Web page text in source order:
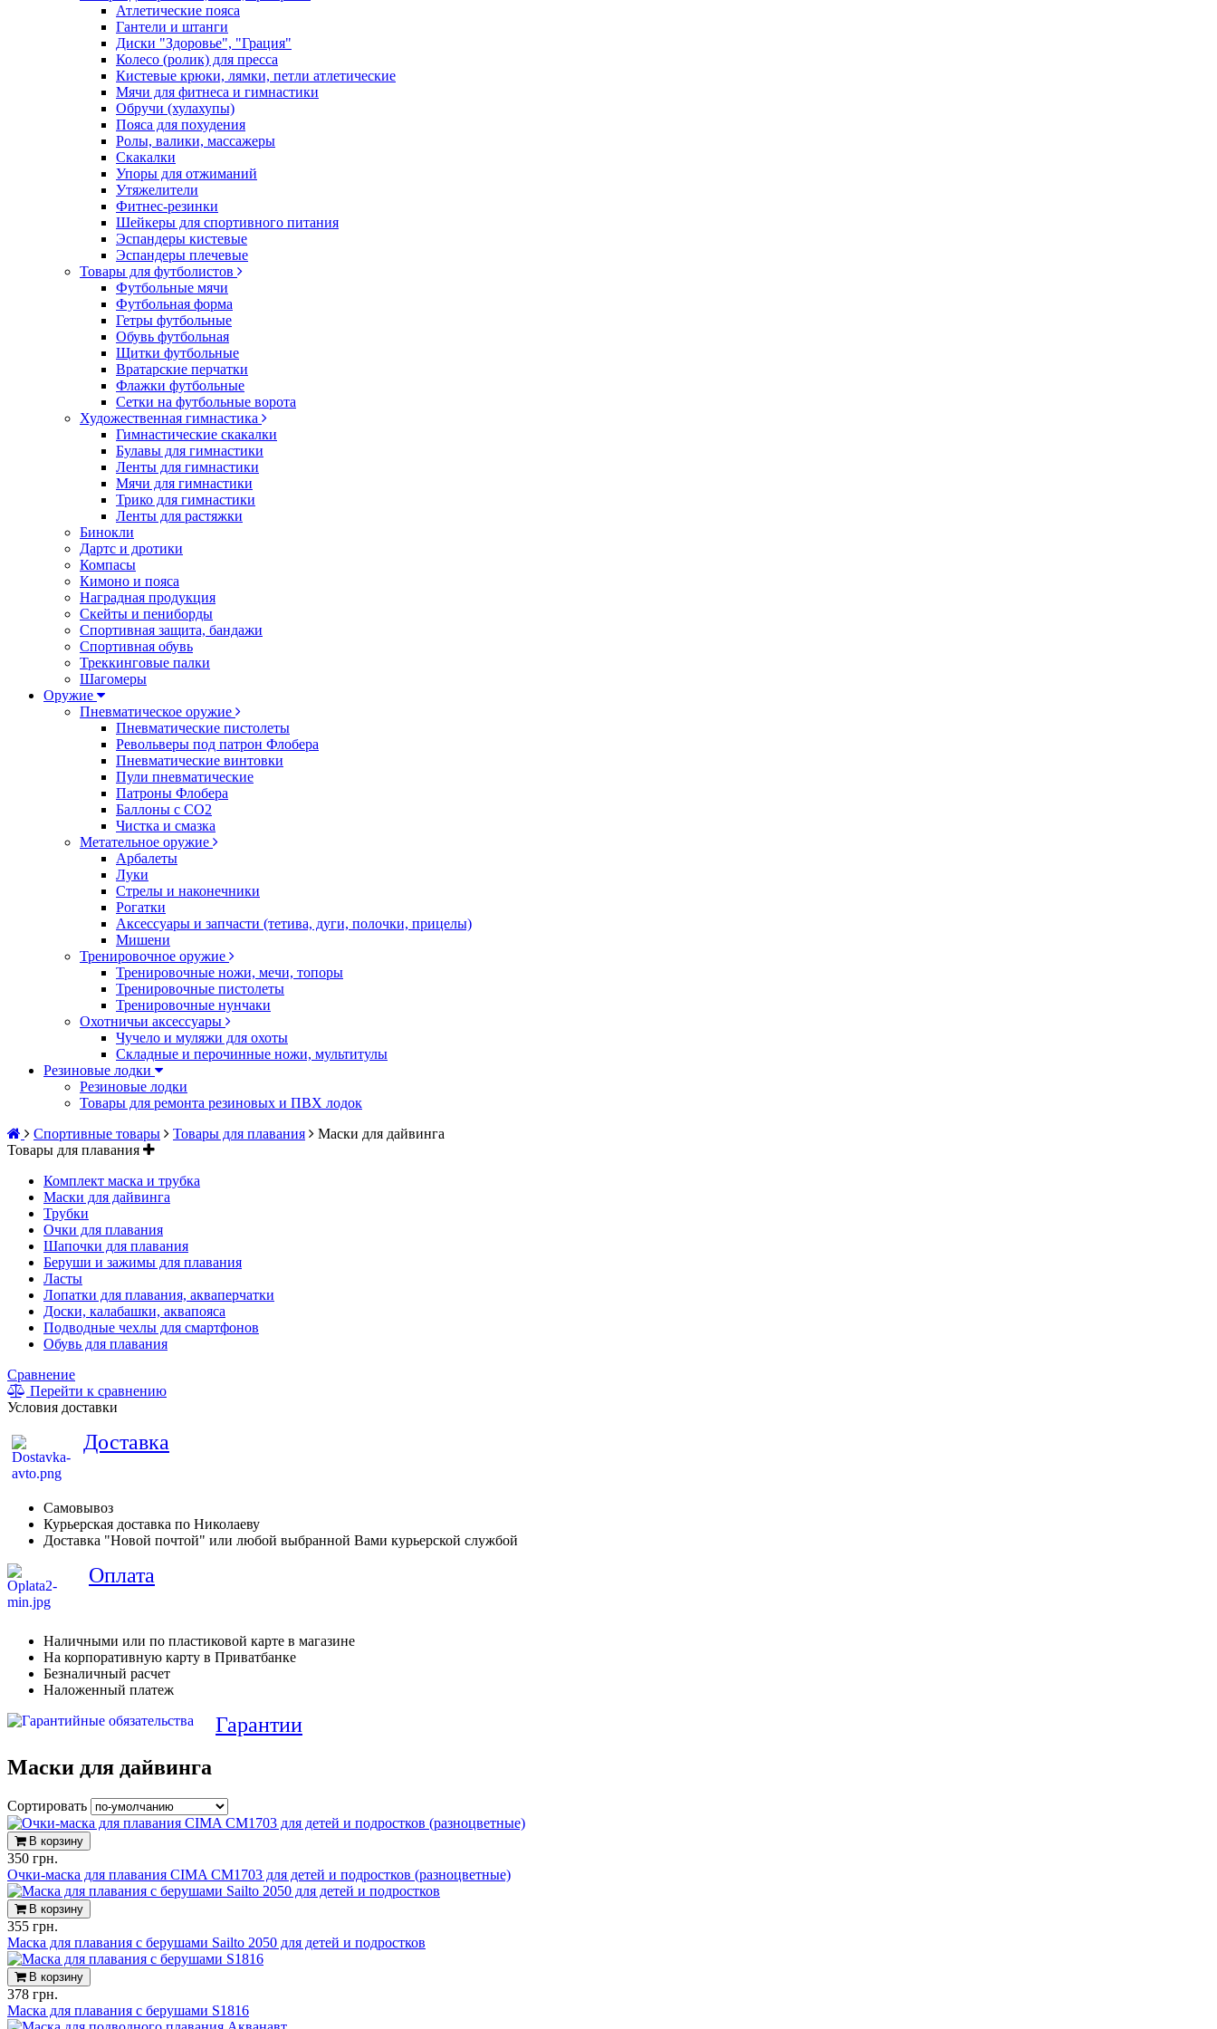
Атлетические пояса
Гантели и штанги
Диски "Здоровье", "Грация"
Колесо (ролик) для пресса
Кистевые крюки, лямки, петли атлетические
Мячи для фитнеса и гимнастики
Обручи (хулахупы)
Пояса для похудения
Ролы, валики, массажеры
Скакалки
Упоры для отжиманий
Утяжелители
Фитнес-резинки
Шейкеры для спортивного питания
Эспандеры кистевые
Эспандеры плечевые
Товары для футболистов
Футбольные мячи
Футбольная форма
Гетры футбольные
Обувь футбольная
Щитки футбольные
Вратарские перчатки
Флажки футбольные
Сетки на футбольные ворота
Художественная гимнастика
Гимнастические скакалки
Булавы для гимнастики
Ленты для гимнастики
Мячи для гимнастики
Трико для гимнастики
Ленты для растяжки
Бинокли
Дартс и дротики
Компасы
Кимоно и пояса
Наградная продукция
Скейты и пениборды
Спортивная защита, бандажи
Спортивная обувь
Треккинговые палки
Шагомеры
Оружие
Пневматическое оружие
Пневматические пистолеты
Револьверы под патрон Флобера
Пневматические винтовки
Пули пневматические
Патроны Флобера
Баллоны с CO2
Чистка и смазка
Метательное оружие
Арбалеты
Луки
Стрелы и наконечники
Рогатки
Аксессуары и запчасти (тетива, дуги, полочки, прицелы)
Мишени
Тренировочное оружие
Тренировочные ножи, мечи, топоры
Тренировочные пистолеты
Тренировочные нунчаки
Охотничьи аксессуары
Чучело и муляжи для охоты
Складные и перочинные ножи, мультитулы
Резиновые лодки
Резиновые лодки
Товары для ремонта резиновых и ПВХ лодок
Спортивные товары
Товары для плавания
Маски для дайвинга
Товары для плавания
Комплект маска и трубка
Маски для дайвинга
Трубки
Очки для плавания
Шапочки для плавания
Беруши и зажимы для плавания
Ласты
Лопатки для плавания, акваперчатки
Доски, калабашки, аквапояса
Подводные чехлы для смартфонов
Обувь для плавания
Сравнение
Перейти к сравнению
Условия доставки
Доставка
Самовывоз
Курьерская доставка по Николаеву
Доставка "Новой почтой" или любой выбранной Вами курьерской службой
Оплата
Наличными или по пластиковой карте в магазине
На корпоративную карту в Приватбанке
Безналичный расчет
Наложенный платеж
Гарантии
Маски для дайвинга
Сортировать
В корзину
350 грн.
Очки-маска для плавания CIMA CM1703 для детей и подростков (разноцветные)
В корзину
355 грн.
Маска для плавания с берушами Sailto 2050 для детей и подростков
В корзину
378 грн.
Маска для плавания с берушами S1816